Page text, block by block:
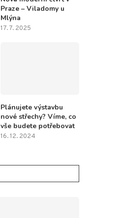
Praze – Viladomy u
Mlýna
17. 7. 2025
Plánujete výstavbu
nové střechy? Víme, co
vše budete potřebovat
16. 12. 2024